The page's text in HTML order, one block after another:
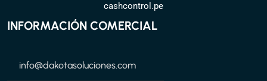
cashcontrol.pe
INFORMACIÓN COMERCIAL
info@dakotasoluciones.com